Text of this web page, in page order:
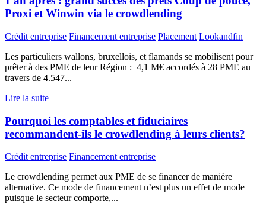
Proxi et Winwin via le crowdlending
Crédit entreprise Financement entreprise Placement Lookandfin
Les particuliers wallons, bruxellois, et flamands se mobilisent pour
prêter à des PME de leur Région : 4,1 M€ accordés à 28 PME au
travers de 4.547...
Lire la suite
Pourquoi les comptables et fiduciaires
recommandent-ils le crowdlending à leurs clients?
Crédit entreprise Financement entreprise
Le crowdlending permet aux PME de se financer de manière
alternative. Ce mode de financement n’est plus un effet de mode
puisque le secteur comporte,...